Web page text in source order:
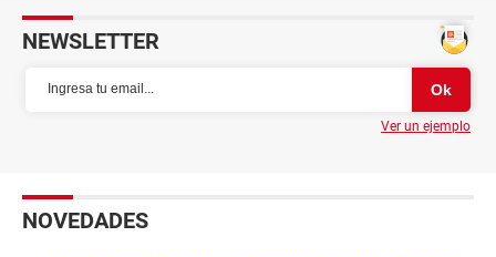
NEWSLETTER
Ver un ejemplo
NOVEDADES